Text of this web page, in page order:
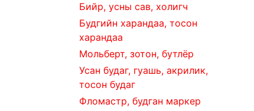
Бийр, усны сав, холигч
Будгийн харандаа, тосон
харандаа
Мольберт, зотон, бутлёр
Усан будаг, гуашь, акрилик,
тосон будаг
Фломастр, будган маркер